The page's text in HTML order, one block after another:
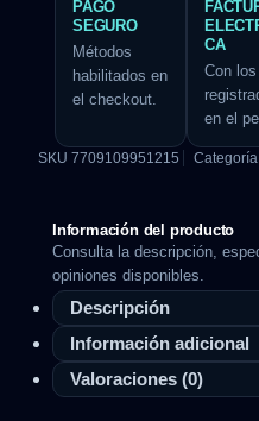
PAGO
SEGURO
Métodos
habilitados en
el checkout.
CA
Con
en el
SKU 7709109951215 Categoría
Información del producto
Consulta la descripción,
opiniones disponibles.
Descripción
Información adicional
Valoraciones (0)